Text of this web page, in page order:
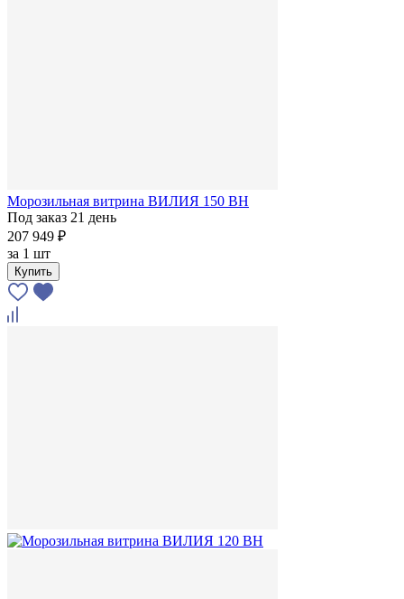
Морозильная витрина ВИЛИЯ 150 ВН
Под заказ 21 день
207 949 ₽
за 1 шт
Купить